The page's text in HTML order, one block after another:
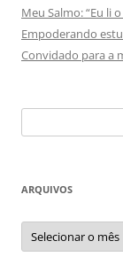
Meu Salmo: “Eu li
Empoderando
Convidado para a
por:
ARQUIVOS
Arquivos